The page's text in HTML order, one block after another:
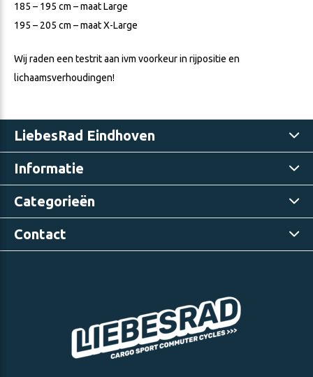
185 – 195 cm – maat Large
195 – 205 cm – maat X-Large
Wij raden een testrit aan ivm voorkeur in rijpositie en
lichaamsverhoudingen!
LiebesRad Eindhoven
Informatie
Categorieën
Contact